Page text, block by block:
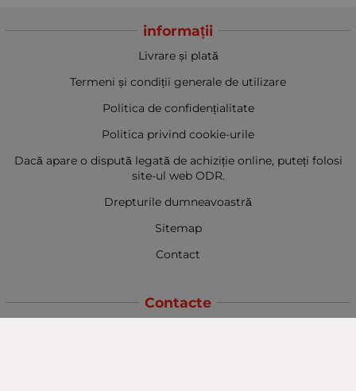
informații
Livrare și plată
Termeni și condiții generale de utilizare
Politica de confidențialitate
Politica privind cookie-urile
Dacă apare o dispută legată de achiziție online, puteți folosi
site-ul web ODR.
Drepturile dumneavoastră
Sitemap
Contact
Contacte